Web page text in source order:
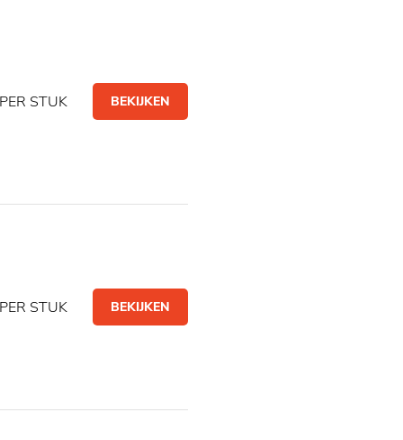
PER STUK BEKIJKEN
PER STUK BEKIJKEN